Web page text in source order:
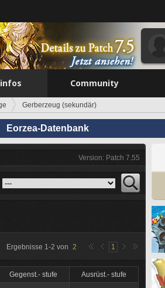
Community
Gerberzeug (sekundär)
Eorzea-Datenbank
Version: Patch 7.55
Ergebnisse 1-2 von 2 1
Gegenst.- stufe Ausrüst.- stufe